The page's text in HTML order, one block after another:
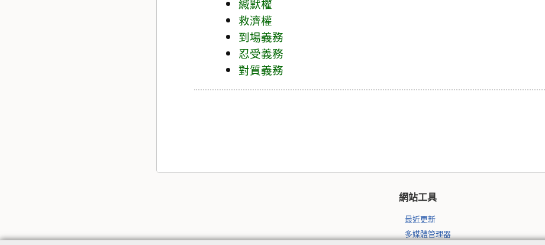
緘默權
救濟權
到場義務
忍受義務
對質義務
網站工具
最近更新
多媒體管理器